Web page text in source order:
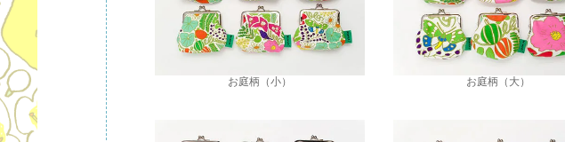
お庭柄（小） お庭柄（大）